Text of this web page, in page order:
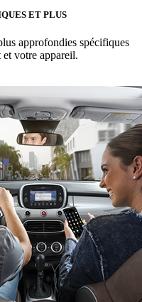
ET PLUS
approfondies spécifiques
votre appareil.